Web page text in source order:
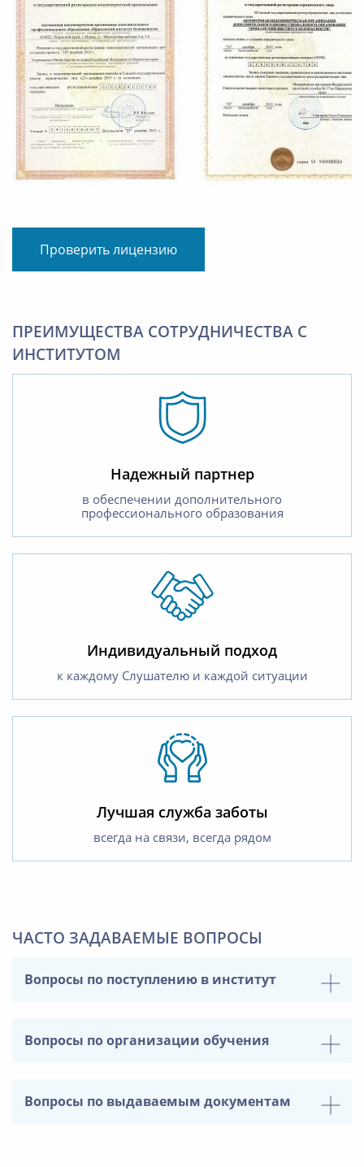
Проверить лицензию
ПРЕИМУЩЕСТВА СОТРУДНИЧЕСТВА С
ИНСТИТУТОМ
Надежный партнер
в обеспечении дополнительного
профессионального образования
Индивидуальный подход
к каждому Слушателю и каждой ситуации
Лучшая служба заботы
всегда на связи, всегда рядом
ЧАСТО ЗАДАВАЕМЫЕ ВОПРОСЫ
Вопросы по поступлению в институт
Вопросы по организации обучения
Вопросы по выдаваемым документам